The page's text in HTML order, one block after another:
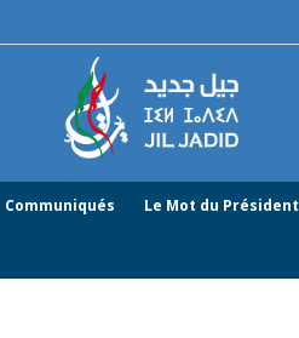
Communiqués Le Mot du Président